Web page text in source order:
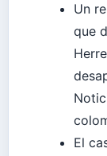
Un
que
El